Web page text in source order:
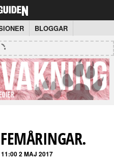
BLOGGAR
11:00 2 MAJ 2017